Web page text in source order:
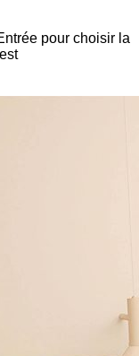
pour choisir la